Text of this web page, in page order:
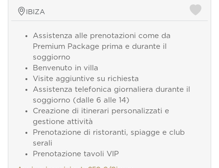
IBIZA
Assistenza alle prenotazioni come da
Premium Package prima e durante il
soggiorno
Benvenuto in villa
Visite aggiuntive su richiesta
Assistenza telefonica giornaliera durante il
soggiorno (dalle 6 alle 14)
Creazione di itinerari personalizzati e
gestione attività
Prenotazione di ristoranti, spiagge e club
serali
Prenotazione tavoli VIP